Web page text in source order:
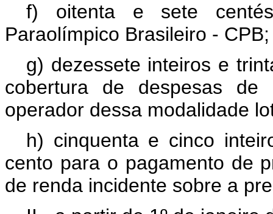
f) oitenta e sete
Paraolímpico Brasileiro - CPB;
g) dezessete inteiros e
cobertura de despesas
operador dessa modalidade
h) cinquenta e cinco
cento para o pagamento de
de renda incidente sobre a